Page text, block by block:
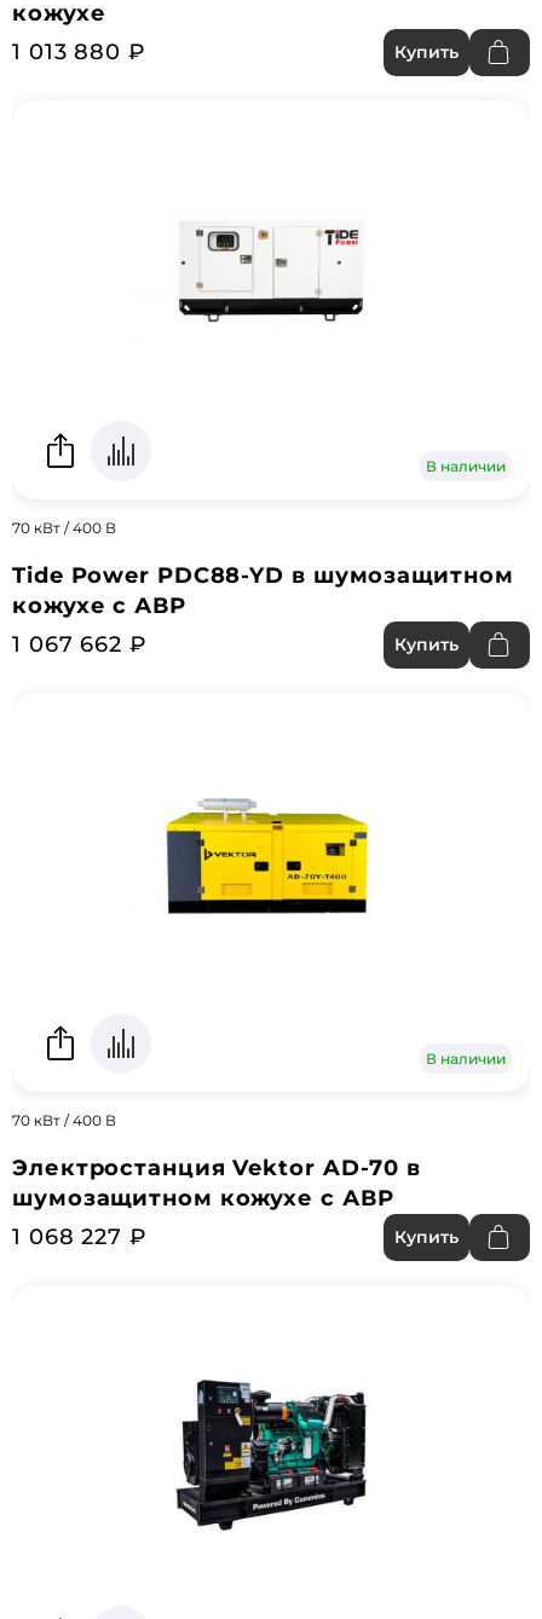
кожухе
1 013 880 ₽
Купить
В наличии
70 кВт / 400 В
Tide Power PDC88-YD в шумозащитном
кожухе с АВР
1 067 662 ₽
Купить
В наличии
70 кВт / 400 В
Электростанция Vektor AD-70 в
шумозащитном кожухе с АВР
1 068 227 ₽
Купить